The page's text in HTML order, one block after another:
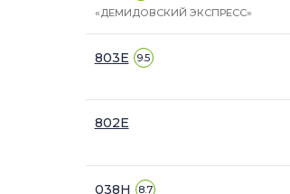
«ДЕМИДОВСКИЙ ЭКСПРЕСС»
803Е 9.5
802Е
038Н
8.7